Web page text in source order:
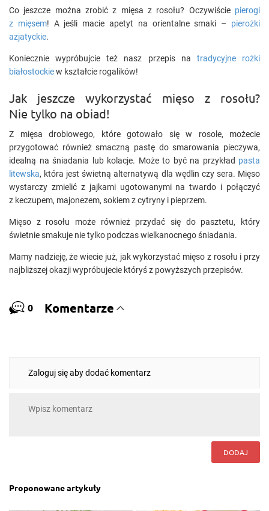
Co jeszcze można zrobić z mięsa z rosołu? Oczywiście pierogi
z mięsem! A jeśli macie apetyt na orientalne smaki – pierożki
azjatyckie.
Koniecznie wypróbujcie też nasz przepis na tradycyjne rożki
białostockiew kształcie rogalików!
Jak jeszcze wykorzystać mięso z rosołu?
Nie tylko na obiad!
Z mięsa drobiowego, które gotowało się w rosole, możecie
przygotować również smaczną pastę do smarowania pieczywa,
idealną na śniadania lub kolacje. Może to być na przykład pasta
litewska, która jest świetną alternatywą dla wędlin czy sera. Mięso
wystarczy zmielić z jajkami ugotowanymi na twardo i połączyć
z keczupem, majonezem, sokiem z cytryny i pieprzem.
Mięso z rosołu może również przydać się do pasztetu, który
świetnie smakuje nie tylko podczas wielkanocnego śniadania.
Mamy nadzieję, że wiecie już, jak wykorzystać mięso z rosołu i przy
najbliższej okazji wypróbujecie któryś z powyższych przepisów.
0 Komentarze
Zaloguj się aby dodać komentarz
DODAJ
Proponowane artykuły